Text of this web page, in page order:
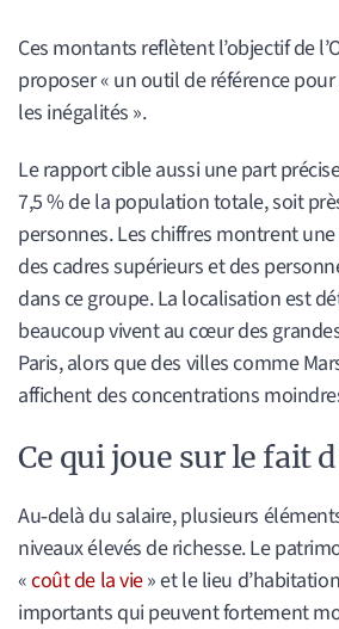
Ces montants reflètent l’objectif de
proposer « un outil de référence
les inégalités ».
Le rapport cible aussi une part
7,5 % de la population totale, soit
personnes. Les chiffres montrent
des cadres supérieurs et des
dans ce groupe. La localisation est
beaucoup vivent au cœur des
Paris, alors que des villes comme
affichent des concentrations
Ce qui joue sur le fait
Au‑delà du salaire, plusieurs
niveaux élevés de richesse. Le
«coût de la vie» et le lieu
importants qui peuvent fortement